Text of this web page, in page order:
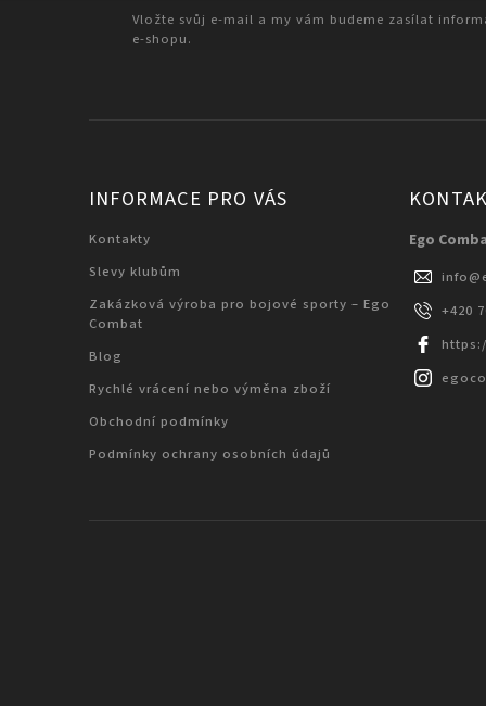
Vložte svůj e-mail a my vám budeme zasílat
e-shopu.
INFORMACE PRO VÁS
Kontakty
Slevy klubům
Zakázková výroba pro bojové sporty – Ego
Combat
Blog
Rychlé vrácení nebo výměna zboží
Obchodní podmínky
Podmínky ochrany osobních údajů
Ego
info@
+420